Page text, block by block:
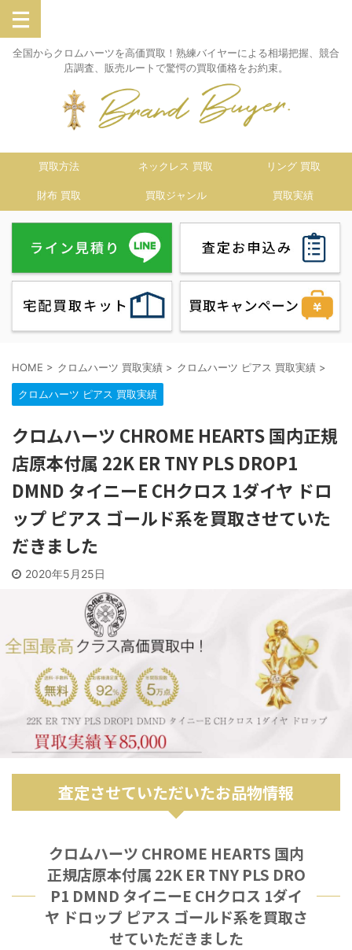
全国からクロムハーツを高価買取！熟練バイヤーによる相場把握、競合
店調査、販売ルートで驚愕の買取価格をお約束。
買取方法 ネックレス 買取 リング 買取
財布 買取 買取ジャンル 買取実績
HOME > クロムハーツ 買取実績 > クロムハーツ ピアス 買取実績 >
クロムハーツ ピアス 買取実績
クロムハーツ CHROME HEARTS 国内正規
店原本付属 22K ER TNY PLS DROP1
DMND タイニーE CHクロス 1ダイヤ ドロ
ップ ピアス ゴールド系を買取させていた
だきました
2020年5月25日
査定させていただいたお品物情報
クロムハーツ CHROME HEARTS 国内
正規店原本付属 22K ER TNY PLS DRO
P1 DMND タイニーE CHクロス 1ダイ
ヤ ドロップ ピアス ゴールド系を買取さ
せていただきました